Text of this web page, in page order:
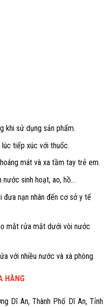
khi sử dụng sản phẩm.
tiếp xúc với thuốc.
mát và xa tầm tay trẻ em.
sinh hoạt, ao, hồ...
đưa nạn nhân đến cơ sở y tế
mắt rửa mắt dưới vòi nước
với nhiều nước và xà phòng.
HÀNG
Dĩ An, Thành Phố Dĩ An, Tỉnh